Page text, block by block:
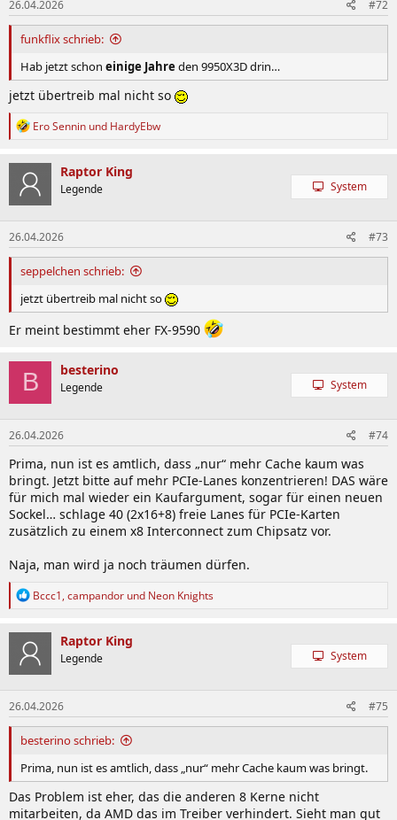
26.04.2026 #72
funkflix schrieb:
Hab jetzt schon einige Jahre den 9950X3D drin…
jetzt übertreib mal nicht so
R
k
t
o
n
e
n
:
Ero Sennin und HardyEbw
Raptor King
Legende System
26.04.2026 #73
seppelchen schrieb:
jetzt übertreib mal nicht so
Er meint bestimmt eher FX-9590
B besterino
Legende System
26.04.2026 #74
Prima, nun ist es amtlich, dass „nur“ mehr Cache kaum was
bringt. Jetzt bitte auf mehr PCIe-Lanes konzentrieren! DAS wäre
für mich mal wieder ein Kaufargument, sogar für einen neuen
Sockel… schlage 40 (2x16+8) freie Lanes für PCIe-Karten
zusätzlich zu einem x8 Interconnect zum Chipsatz vor.
Naja, man wird ja noch träumen dürfen.
R
k
t
o
n
e
n
:
Bccc1, campandor und Neon Knights
Raptor King
Legende System
26.04.2026 #75
besterino schrieb:
Prima, nun ist es amtlich, dass „nur“ mehr Cache kaum was bringt.
Das Problem ist eher, das die anderen 8 Kerne nicht
mitarbeiten, da AMD das im Treiber verhindert. Sieht man gut